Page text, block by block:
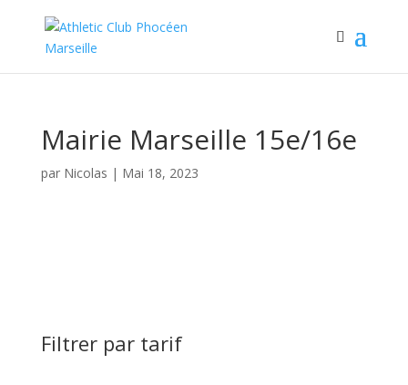
Mairie Marseille 15e/16e
par Nicolas | Mai 18, 2023
Filtrer par tarif